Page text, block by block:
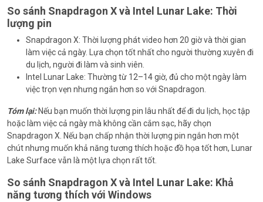
So sánh Snapdragon X và Intel Lunar Lake: Thời
lượng pin
Snapdragon X: Thời lượng phát video hơn 20 giờ và thời gian
làm việc cả ngày. Lựa chọn tốt nhất cho người thường xuyên đi
du lịch, người đi làm và sinh viên.
Intel Lunar Lake: Thường từ 12–14 giờ, đủ cho một ngày làm
việc trọn vẹn nhưng ngắn hơn so với Snapdragon.
Tóm lại:Nếu bạn muốn thời lượng pin lâu nhất để đi du lịch, học tập
hoặc làm việc cả ngày mà không cần cắm sạc, hãy chọn
Snapdragon X. Nếu bạn chấp nhận thời lượng pin ngắn hơn một
chút nhưng muốn khả năng tương thích hoặc đồ họa tốt hơn, Lunar
Lake Surface vẫn là một lựa chọn rất tốt.
So sánh Snapdragon X và Intel Lunar Lake: Khả
năng tương thích với Windows